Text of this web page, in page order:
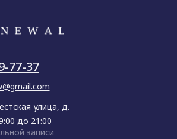
77-37
улица, д.
до 21:00
записи